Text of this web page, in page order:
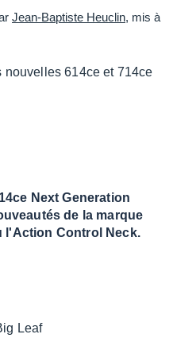
Jean-Baptiste Heuclin, mis à
Next Generation
de la marque
l'Action Control Neck.
Leaf